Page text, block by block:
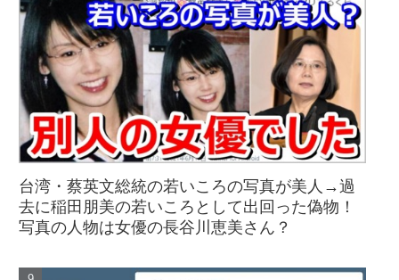
台湾・蔡英文総統の若いころの写真が美人→過
去に稲田朋美の若いころとして出回った偽物！
写真の人物は女優の長谷川恵美さん？